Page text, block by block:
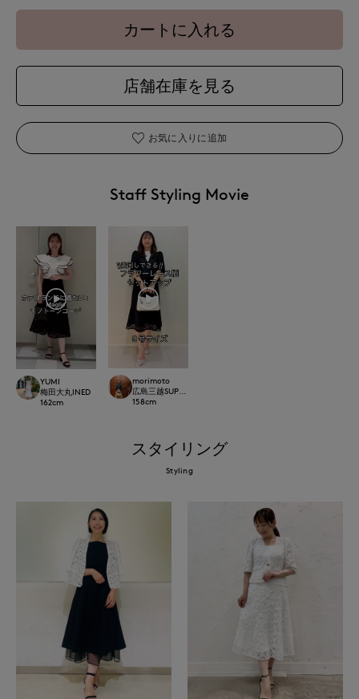
カートに入れる
店舗在庫を見る
お気に入りに追加
Staff Styling Movie
YUMI
梅田大丸INED
162cm
morimoto
広島三越SUPERIORCLOSET
158cm
スタイリング
Styling